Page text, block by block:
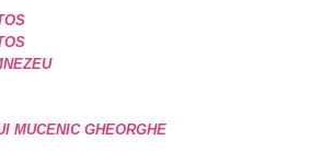
MUCENIC GHEORGHE